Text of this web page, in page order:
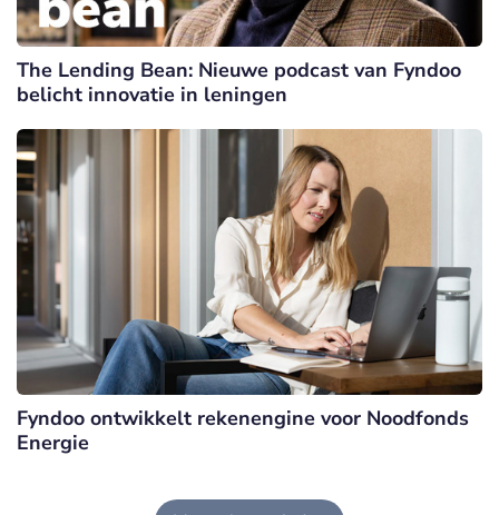
The Lending Bean: Nieuwe podcast van Fyndoo
belicht innovatie in leningen
Fyndoo ontwikkelt rekenengine voor Noodfonds
Energie